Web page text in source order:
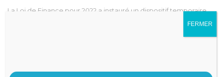
La Loi de Finance pour 2022 a instauré un dispositif temporaire
d’amortissement des fonds commerciaux acquis entre le 1
cette possibilité d’amortissements aux fonds libéraux pour les
FERMER